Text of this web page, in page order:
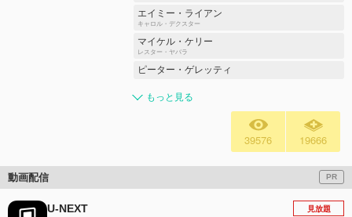
エイミー・ライアン
キャロル・デクスター
マイケル・ケリー
レスター・ヤバラ
ピーター・ゲレッティ
もっと見る
39576 19666
動画配信 PR
U-NEXT 見放題